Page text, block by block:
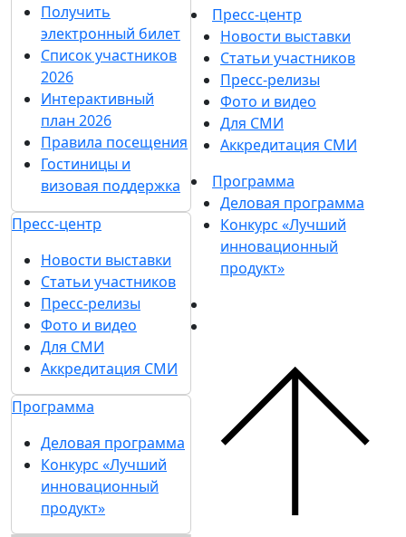
Получить
электронный билет
Список участников
2026
Интерактивный
план 2026
Правила посещения
Гостиницы и
визовая поддержка
Пресс-центр
Новости выставки
Статьи участников
Пресс-релизы
Фото и видео
Для СМИ
Аккредитация СМИ
Программа
Деловая программа
Конкурс «Лучший
инновационный
продукт»
Пресс-центр
Новости выставки
Статьи участников
Пресс-релизы
Фото и видео
Для СМИ
Аккредитация СМИ
Программа
Деловая программа
Конкурс «Лучший
инновационный
продукт»